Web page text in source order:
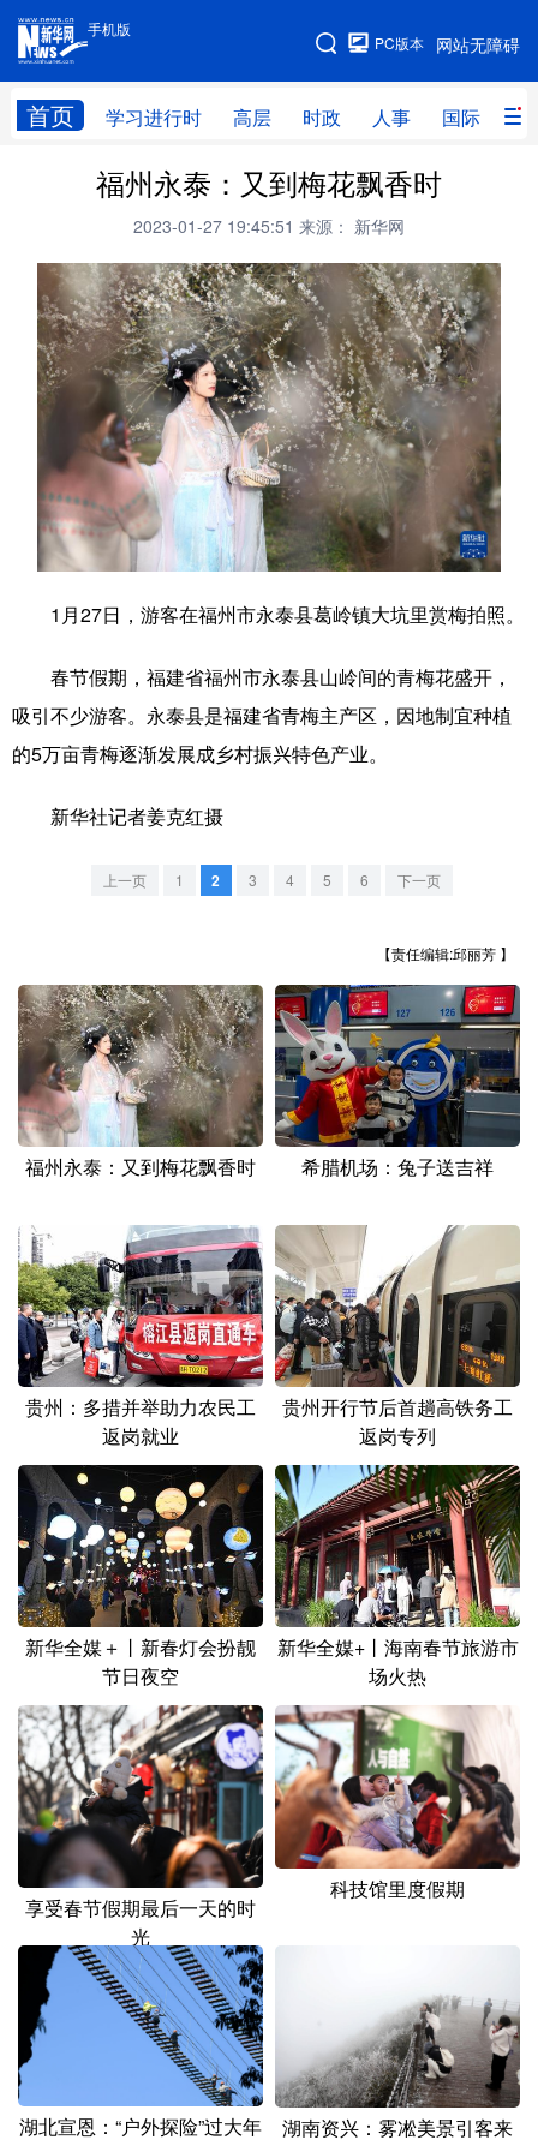
手机版
网站无障碍
PC版本
首页 学习进行时 高层 时政 人事 国际 财
手机版
网站地图
学习进行时 高层 时政
财经 网评
台湾 思客智库 全球连线 教育
科技 科创 量子 体育
文化 书画 健康 军事
访谈 视频 图片 政务
法律 中央文件 金融 汽车
食品 人居 信息化 数字经济
彩票 娱乐 时尚 悦读
地方频道
辽宁 吉林 上海 江苏
浙江 安徽 福建 江西
山东 河南 湖北 湖南
广东 广西 海南 重庆
四川 贵州 云南 西藏
甘肃 青海 宁夏
新疆 内蒙古 黑龙江
多语种频道
English Español Français
Русский язык 日本語 한국어
Deutsch Português
福州永泰：又到梅花飘香时
2023-01-27 19:45:51 来源： 新华网
1月27日，游客在福州市永泰县葛岭镇大坑里赏梅拍照。
春节假期，福建省福州市永泰县山岭间的青梅花盛开，
吸引不少游客。永泰县是福建省青梅主产区，因地制宜种植
的5万亩青梅逐渐发展成乡村振兴特色产业。
新华社记者姜克红摄
上一页 1 2 3 4 5 6 下一页
【责任编辑:邱丽芳 】
福州永泰：又到梅花飘香时 希腊机场：兔子送吉祥
贵州：多措并举助力农民工
返岗就业
贵州开行节后首趟高铁务工
返岗专列
新华全媒＋丨新春灯会扮靓
节日夜空
新华全媒+丨海南春节旅游市
场火热
享受春节假期最后一天的时
光
科技馆里度假期
湖北宣恩：“户外探险”过大年 湖南资兴：雾凇美景引客来